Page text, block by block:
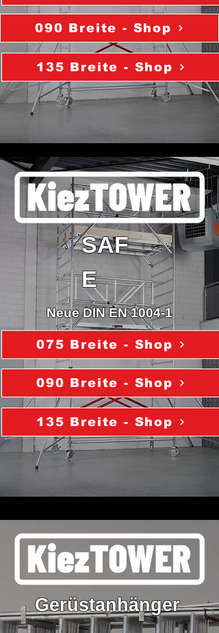
090 Breite - Shop
135 Breite - Shop
SAF
E
Neue DIN EN 1004-1
075 Breite - Shop
090 Breite - Shop
135 Breite - Shop
Gerüstanhänger